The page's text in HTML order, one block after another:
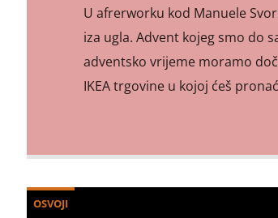
U afrerworku kod Manuele
iza ugla. Advent kojeg smo do
adventsko vrijeme moramo
IKEA trgovine u kojoj ćeš
OSVOJI